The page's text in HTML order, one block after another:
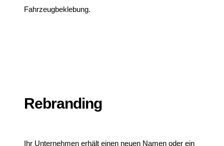
Fahrzeugbeklebung.
Rebranding
Ihr Unternehmen erhält einen neuen Namen oder ein